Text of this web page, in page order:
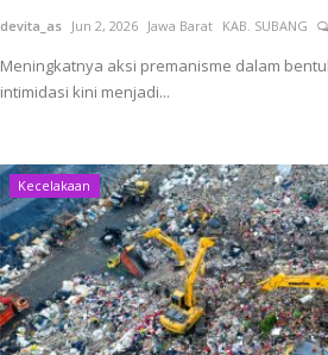
devita_as Jun 2, 2026 Jawa Barat KAB. SUBANG
Meningkatnya aksi premanisme dalam
intimidasi kini menjadi...
Kecelakaan